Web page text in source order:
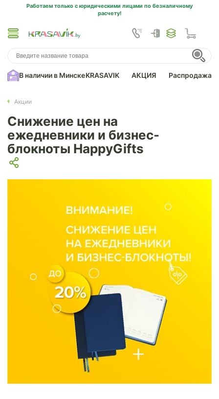
Работаем только с юридическими лицами по безналичному
расчету!
В наличии в МинскеKRASAVIK АКЦИЯ Распродажа
Акции
Снижение цен на
ежедневники и бизнес-
блокноты HappyGifts